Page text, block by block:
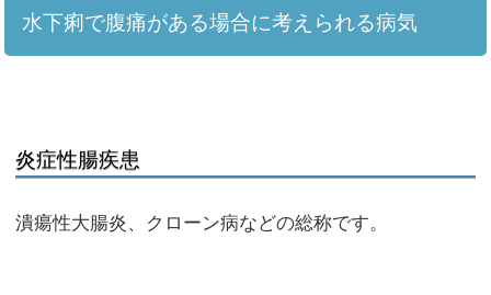
水下痢で腹痛がある場合に考えられる病気
炎症性腸疾患
潰瘍性大腸炎、クローン病などの総称です。